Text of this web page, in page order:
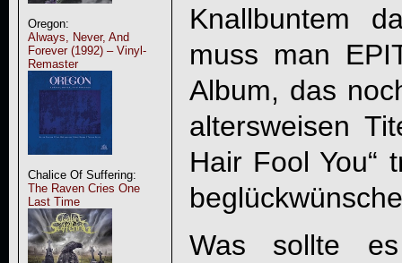
Oregon:
Always, Never, And
Forever (1992) – Vinyl-
Remaster
Chalice Of Suffering:
The Raven Cries One
Last Time
Knallbuntem
muss man
Album, das
altersweisen
Hair Fool You“
Was sollte